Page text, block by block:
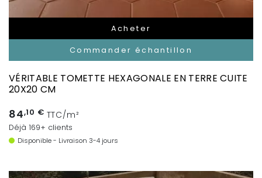
Acheter
Commander échantillon
VÉRITABLE TOMETTE HEXAGONALE EN TERRE CUITE
20X20 CM
84,10 € TTC/m²
Déjà 169+ clients
Disponible - Livraison 3-4 jours